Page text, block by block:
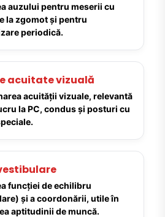
auzului pentru meserii cu
la zgomot și pentru
periodică.
acuitate vizuală
acuității vizuale, relevantă
la PC, condus și posturi cu
funcției de echilibru
și a coordonării, utile în
aptitudinii de muncă.